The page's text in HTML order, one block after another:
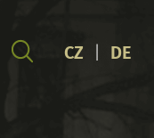
CZ DE